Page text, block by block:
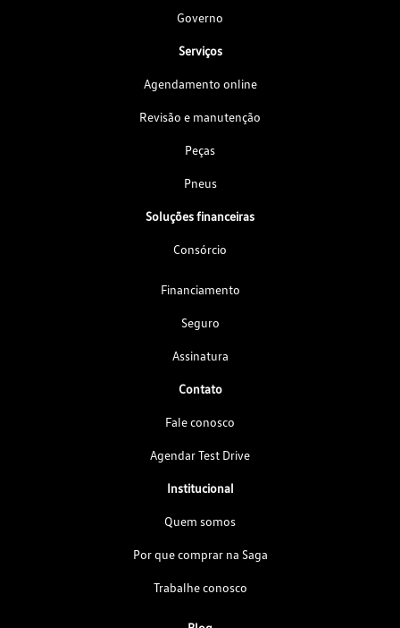
Governo
Serviços
Agendamento online
Revisão e manutenção
Peças
Pneus
Soluções financeiras
Consórcio
Financiamento
Seguro
Assinatura
Contato
Fale conosco
Agendar Test Drive
Institucional
Quem somos
Por que comprar na Saga
Trabalhe conosco